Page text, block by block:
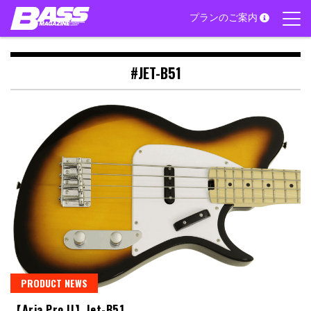
Skip
content
プランのご案内
#JET-B51
PRODUCT NEWS